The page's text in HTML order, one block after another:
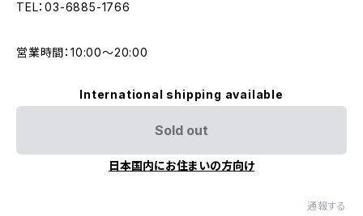
TEL：03-6885-1766
営業時間：10:00〜20:00
International shipping available
Sold out
日本国内にお住まいの方向け
通報する